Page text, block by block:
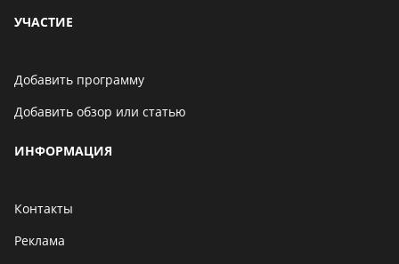
УЧАСТИЕ
Добавить программу
Добавить обзор или статью
ИНФОРМАЦИЯ
Контакты
Реклама